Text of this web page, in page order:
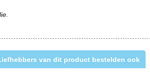
van dit product bestelden ook